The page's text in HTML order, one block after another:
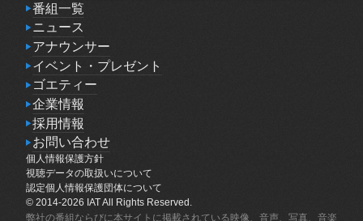
番組一覧
番組一覧
ニュース
ニュース
アナウンサー
アナウンサー
イベント・プレゼント
イベント・プレゼント
ゴエティー
ゴエティー
企業情報
企業情報
採用情報
採用情報
お問い合わせ
お問い合わせ
個人情報保護方針
個人情報保護方針
視聴データの取扱いについて
視聴データの取扱いについて
認定個人情報保護団体について
認定個人情報保護団体について
© 2014-2026 IAT All Rights Reserved.
弊社の番組ならびに本サイトに掲載されている映像、音声、写真、音楽